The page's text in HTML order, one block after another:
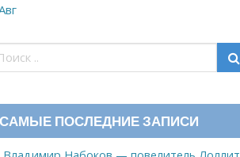
САМЫЕ ПОСЛЕДНИЕ ЗАПИСИ